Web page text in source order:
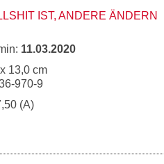
IST, ANDERE ÄNDERN
11.03.2020
13,0 cm
970-9
(A)